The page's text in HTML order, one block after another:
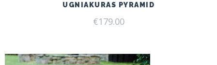
UGNIAKURAS PYRAMID
€179.00